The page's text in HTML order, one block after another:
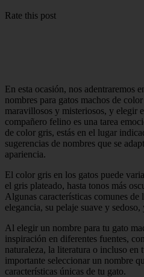
Rate this post
En esta ocasión, nos adentraremos
nombres para gatos machos de
maravillosos y misteriosos, y elegir
compañero felino es una tarea
de color gris, estás en el lugar
sugerencias de nombres que se
apariencia.
El color gris en los gatos puede
el gris plateado, hasta tonos más
Algunas características comunes de
elegancia, su pelaje suave y
Al elegir un nombre para tu gato
inspiración en diferentes fuentes,
naturaleza, la literatura o incluso en
importante seleccionar un nombre
características únicas de tu gato.